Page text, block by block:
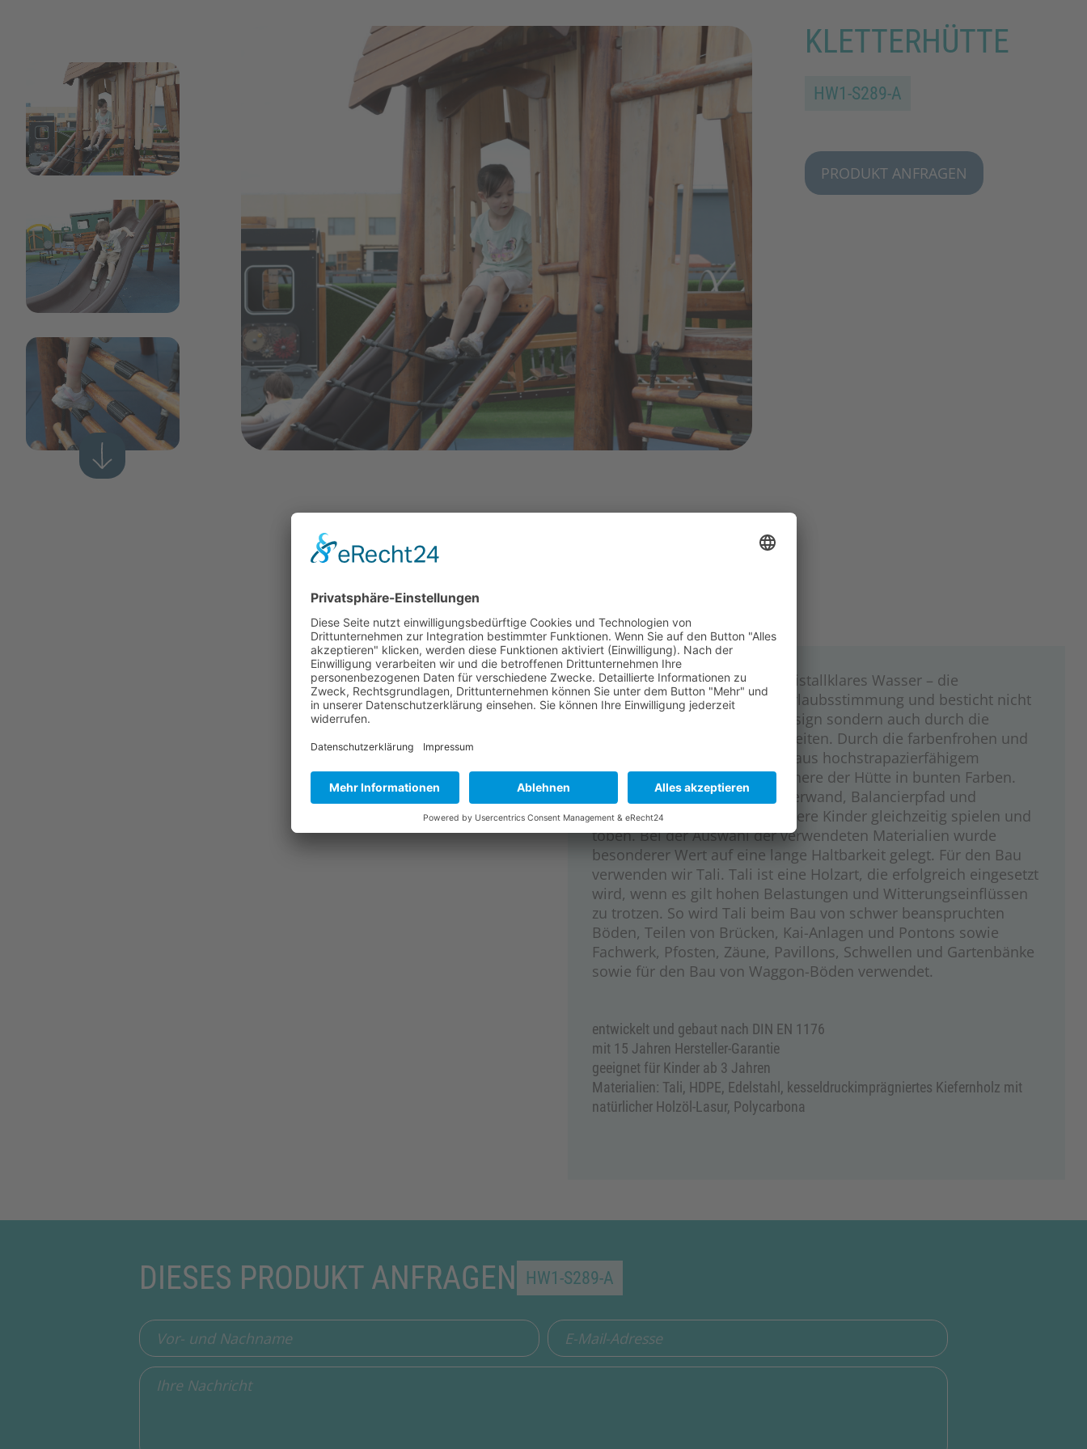
KLETTERHÜTTE
HW1-S289-A
PRODUKT ANFRAGEN
AUSSCHREIBUNGSTEXT
Sonne, Strand, Palmen und kristallklares Wasser – die
Kletterhütte sorgt direkt für Urlaubsstimmung und besticht nicht
nur durch ihr einzigartiges Design sondern auch durch die
umfangreichen Spielmöglichkeiten. Durch die farbenfrohen und
bruchsichereren Dachfenster aus hochstrapazierfähigem
Polycarbonat, erstrahlt das Innere der Hütte in bunten Farben.
Mit Rutsche, Kletternetz, Kletterwand, Balancierpfad und
Balancierbalken können mehrere Kinder gleichzeitig spielen und
toben. Bei der Auswahl der verwendeten Materialien wurde
besonderer Wert auf eine lange Haltbarkeit gelegt. Für den Bau
verwenden wir Tali. Tali ist eine Holzart, die erfolgreich eingesetzt
wird, wenn es gilt hohen Belastungen und Witterungseinflüssen
zu trotzen. So wird Tali beim Bau von schwer beanspruchten
Böden, Teilen von Brücken, Kai-Anlagen und Pontons sowie
Fachwerk, Pfosten, Zäune, Pavillons, Schwellen und Gartenbänke
sowie für den Bau von Waggon-Böden verwendet.
entwickelt und gebaut nach DIN EN 1176
mit 15 Jahren Hersteller-Garantie
geeignet für Kinder ab 3 Jahren
Materialien: Tali, HDPE, Edelstahl, kesseldruckimprägniertes Kiefernholz mit
natürlicher Holzöl-Lasur, Polycarbona
DIESES PRODUKT ANFRAGEN HW1-S289-A